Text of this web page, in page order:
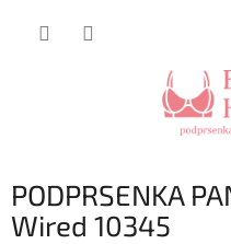
PODPRSENKA
Wired 10345